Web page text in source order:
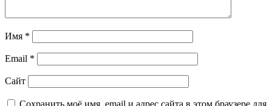
Имя *
Email *
Сайт